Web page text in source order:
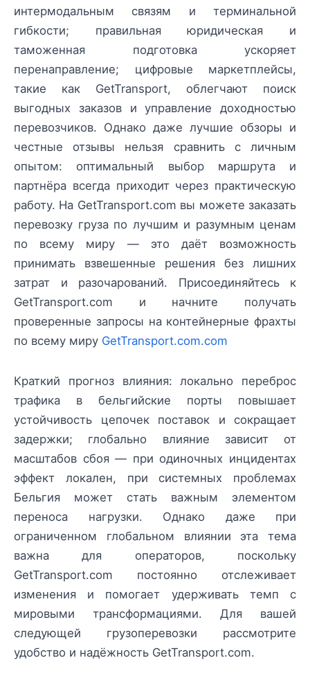
интермодальным связям и терминальной
гибкости; правильная юридическая и
таможенная подготовка ускоряет
перенаправление; цифровые маркетплейсы,
такие как GetTransport, облегчают поиск
выгодных заказов и управление доходностью
перевозчиков. Однако даже лучшие обзоры и
честные отзывы нельзя сравнить с личным
опытом: оптимальный выбор маршрута и
партнёра всегда приходит через практическую
работу. На GetTransport.com вы можете заказать
перевозку груза по лучшим и разумным ценам
по всему миру — это даёт возможность
принимать взвешенные решения без лишних
затрат и разочарований. Присоединяйтесь к
GetTransport.com и начните получать
проверенные запросы на контейнерные фрахты
по всему миру GetTransport.com.com
Краткий прогноз влияния: локально переброс
трафика в бельгийские порты повышает
устойчивость цепочек поставок и сокращает
задержки; глобально влияние зависит от
масштабов сбоя — при одиночных инцидентах
эффект локален, при системных проблемах
Бельгия может стать важным элементом
переноса нагрузки. Однако даже при
ограниченном глобальном влиянии эта тема
важна для операторов, поскольку
GetTransport.com постоянно отслеживает
изменения и помогает удерживать темп с
мировыми трансформациями. Для вашей
следующей грузоперевозки рассмотрите
удобство и надёжность GetTransport.com.